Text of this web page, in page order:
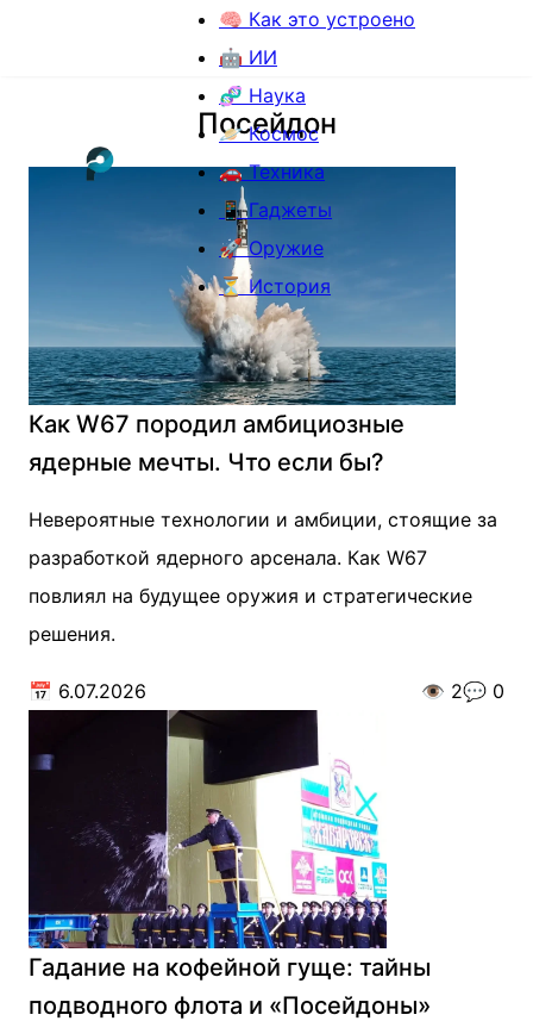
🧠 Как это устроено
🤖 ИИ
🧬 Наука
🪐 Космос
🚗 Техника
📱 Гаджеты
🚀 Оружие
⏳ История
Посейдон
Как W67 породил амбициозные
ядерные мечты. Что если бы?
Невероятные технологии и амбиции, стоящие за
разработкой ядерного арсенала. Как W67
повлиял на будущее оружия и стратегические
решения.
📅 6.07.2026 👁️ 2💬 0
Гадание на кофейной гуще: тайны
подводного флота и «Посейдоны»